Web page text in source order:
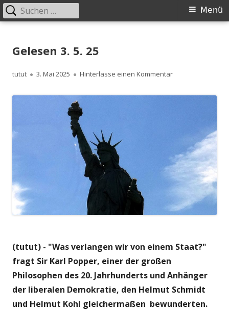
zum
Primäres
Menü
Suchen
nach:
Gelesen 3. 5. 25
Autor
tutut
Veröffentlicht
3. Mai 2025 Hinterlasse einen Kommentarzu Gelesen 3. 5.
(tutut) - "Was verlangen wir von einem Staat?"
fragt Sir Karl Popper, einer der großen
Philosophen des 20. Jahrhunderts und Anhänger
der liberalen Demokratie, den Helmut Schmidt
und Helmut Kohl gleichermaßen bewunderten.